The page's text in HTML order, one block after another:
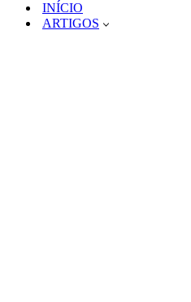
INÍCIO
ARTIGOS